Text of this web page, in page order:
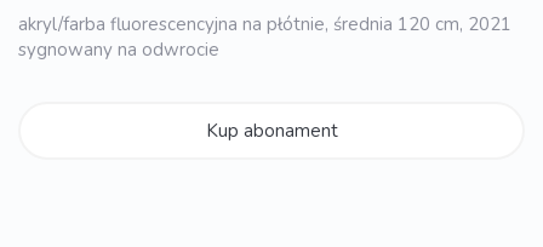
akryl/farba fluorescencyjna na płótnie, średnia 120 cm, 2021
sygnowany na odwrocie
Kup abonament